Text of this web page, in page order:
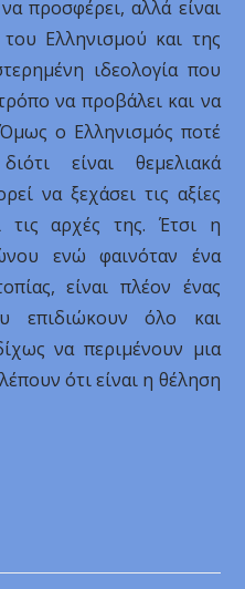
προσφέρει, αλλά είναι
Ελληνισμού και της
ιδεολογία που
να προβάλει και να
Όμως ο Ελληνισμός ποτέ
είναι θεμελιακά
να ξεχάσει τις αξίες
τις αρχές της. Έτσι η
ενώ φαινόταν ένα
είναι πλέον ένας
επιδιώκουν όλο και
να περιμένουν μια
ότι είναι η θέληση